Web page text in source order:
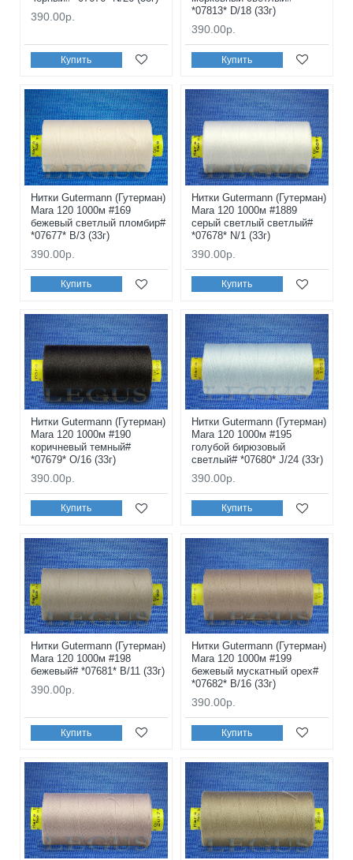
390.00р.
Купить
*07813* D/18 (33г)
390.00р.
Купить
Нитки Gutermann (Гутерман)
Mara 120 1000м #169
бежевый светлый пломбир#
*07677* B/3 (33г)
390.00р.
Купить
Нитки Gutermann (Гутерман)
Mara 120 1000м #1889
серый светлый светлый#
*07678* N/1 (33г)
390.00р.
Купить
Нитки Gutermann (Гутерман)
Mara 120 1000м #190
коричневый темный#
*07679* O/16 (33г)
390.00р.
Купить
Нитки Gutermann (Гутерман)
Mara 120 1000м #195
голубой бирюзовый
светлый# *07680* J/24 (33г)
390.00р.
Купить
Нитки Gutermann (Гутерман)
Mara 120 1000м #198
бежевый# *07681* B/11 (33г)
390.00р.
Купить
Нитки Gutermann (Гутерман)
Mara 120 1000м #199
бежевый мускатный орех#
*07682* B/16 (33г)
390.00р.
Купить